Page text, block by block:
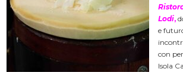
Lodi,
e
con
Isola